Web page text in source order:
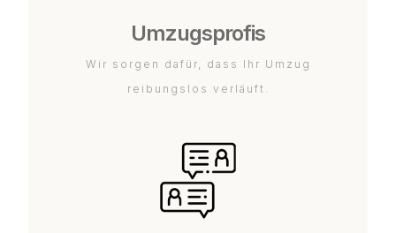
Umzugsprofis
Wir sorgen dafür, dass Ihr Umzug
reibungslos verläuft.